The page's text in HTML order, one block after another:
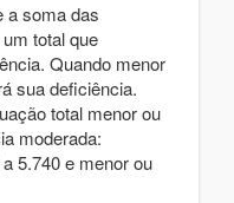
a soma das
total que
Quando menor
sua deficiência.
total menor ou
moderada:
5.740 e menor ou